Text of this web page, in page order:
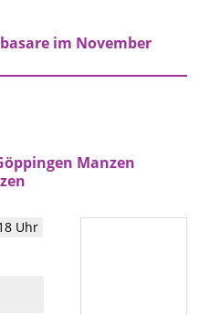
im November
Manzen
Uhr